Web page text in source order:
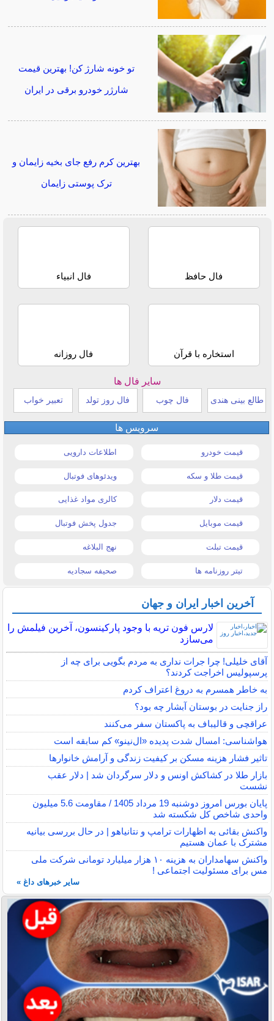
تو خونه شارژ کن! بهترین قیمت
شارژر خودرو برقی در ایران
بهترین کرم رفع جای بخیه زایمان و
ترک پوستی زایمان
فال حافظ فال انبیاء
استخاره با قرآن فال روزانه
سایر فال ها
طالع بینی هندی فال چوب فال روز تولد تعبیر خواب
سرویس ها
قیمت خودرو اطلاعات دارویی
قیمت طلا و سکه ویدئوهای فوتبال
قیمت دلار کالری مواد غذایی
قیمت موبایل جدول پخش فوتبال
قیمت تبلت نهج البلاغه
تیتر روزنامه ها صحیفه سجادیه
آخرین اخبار ایران و جهان
لارس فون تریه با وجود پارکینسون، آخرین فیلمش را
می‌سازد
آقای خلیلی! چرا جرات نداری به مردم بگویی برای چه از
پرسپولیس اخراجت کردند؟
به خاطر همسرم به دروغ اعتراف کردم
راز جنایت در بوستان آبشار چه بود؟
عراقچی و قالیباف به پاکستان سفر می‌کنند
هواشناسی: امسال شدت پدیده «ال‌نینو» کم سابقه است
تاثیر فشار هزینه مسکن بر کیفیت زندگی و آرامش خانوارها
بازار طلا در کشاکش اونس و دلار سرگردان شد | دلار عقب
نشست
پایان بورس امروز دوشنبه 19 مرداد 1405 / مقاومت 5.6 میلیون
واحدی شاخص کل شکسته شد
واکنش بقائی به اظهارات ترامپ و نتانیاهو | در حال بررسی بیانیه
مشترک با عمان هستیم
واکنش سهامداران به هزینه ۱۰ هزار میلیارد تومانی شرکت ملی
مس برای مسئولیت اجتماعی !
سایر خبرهای داغ »